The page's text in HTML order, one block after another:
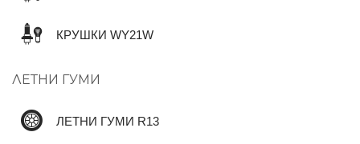
КРУШКИ WY21W
ЛЕТНИ ГУМИ
ЛЕТНИ ГУМИ R13